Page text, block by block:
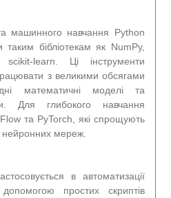
машинного навчання Python
таким бібліотекам як NumPy,
learn. Ці інструменти
з великими обсягами
математичні моделі та
Для глибокого навчання
та PyTorch, які спрощують
нейронних мереж.
в автоматизації
простих скриптів